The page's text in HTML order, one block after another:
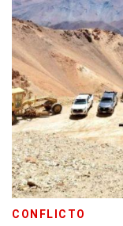
CONFLICTO